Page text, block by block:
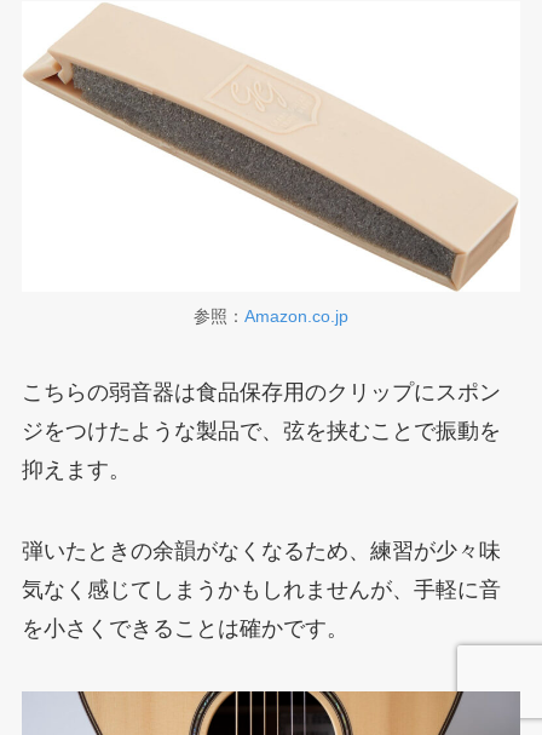
参照： Amazon.co.jp
こちらの弱音器は食品保存用のクリップにスポン
ジをつけたような製品で、弦を挟むことで振動を
抑えます。
弾いたときの余韻がなくなるため、練習が少々味
気なく感じてしまうかもしれませんが、手軽に音
を小さくできることは確かです。